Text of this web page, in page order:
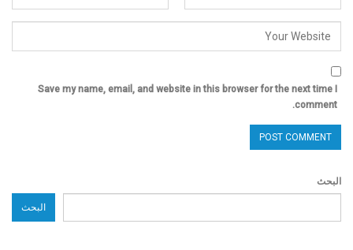
Save my name, email, and website in this browser for the next time I
comment.
البحث
البحث